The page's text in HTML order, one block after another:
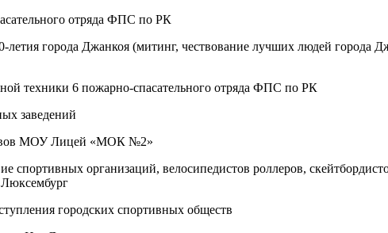
отряда ФПС по РК
летия города Джанкоя (митинг, чествование лучших людей города
техники 6 пожарно-спасательного отряда ФПС по РК
заведений
МОУ Лицей «МОК №2»
спортивных организаций, велосипедистов роллеров,
городских спортивных обществ